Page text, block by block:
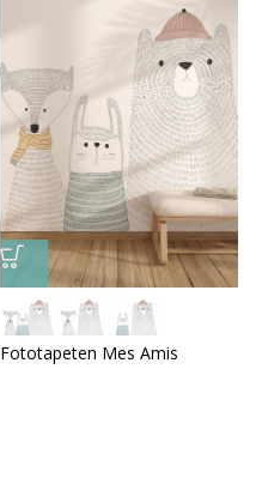
Fototapeten Mes Amis